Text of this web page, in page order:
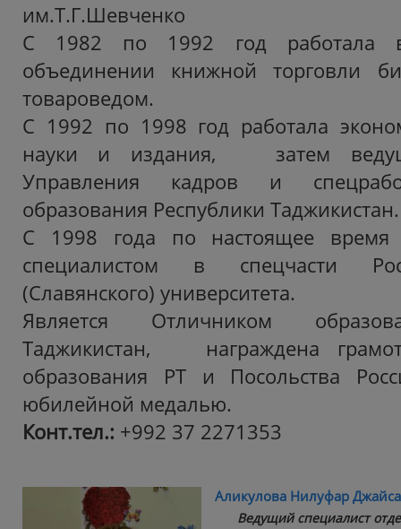
им.Т.Г.Шевченко
С 1982 по 1992 год работала в
объединении книжной торговли
товароведом.
С 1992 по 1998 год работала
науки и издания, затем
Управления кадров и
образования Республики Таджикистан.
С 1998 года по настоящее время
специалистом в спецчасти
(Славянского) университета.
Является Отличником
Таджикистан, награждена
образования РТ и Посольства
юбилейной медалью.
Конт.тел.: +992 37 2271353
Аликулова Нилуфар
Ведущий специалист